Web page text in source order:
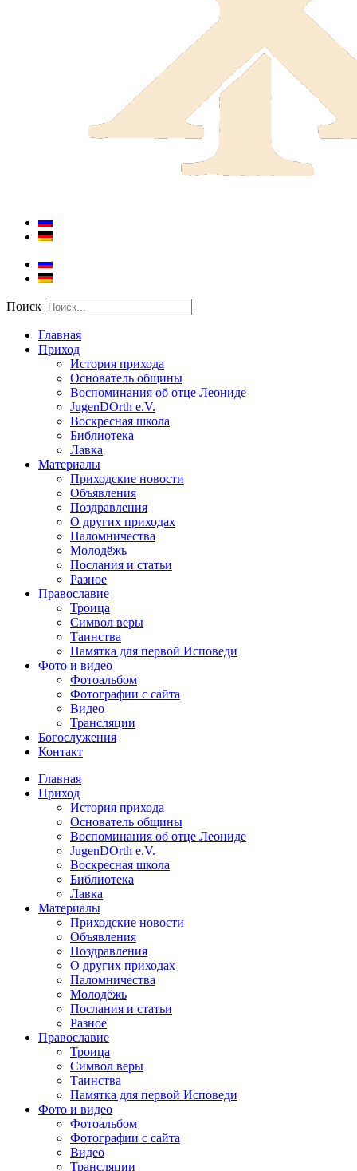
Поиск
Главная
Приход
История прихода
Основатель общины
Воспоминания об отце Леониде
JugenDOrth e.V.
Воскресная школа
Библиотека
Лавка
Материалы
Приходские новости
Объявления
Поздравления
О других приходах
Паломничества
Молодёжь
Послания и статьи
Разное
Православие
Троица
Символ веры
Таинства
Памятка для первой Исповеди
Фото и видео
Фотоальбом
Фотографии с сайта
Видео
Трансляции
Богослужения
Контакт
Главная
Приход
История прихода
Основатель общины
Воспоминания об отце Леониде
JugenDOrth e.V.
Воскресная школа
Библиотека
Лавка
Материалы
Приходские новости
Объявления
Поздравления
О других приходах
Паломничества
Молодёжь
Послания и статьи
Разное
Православие
Троица
Символ веры
Таинства
Памятка для первой Исповеди
Фото и видео
Фотоальбом
Фотографии с сайта
Видео
Трансляции